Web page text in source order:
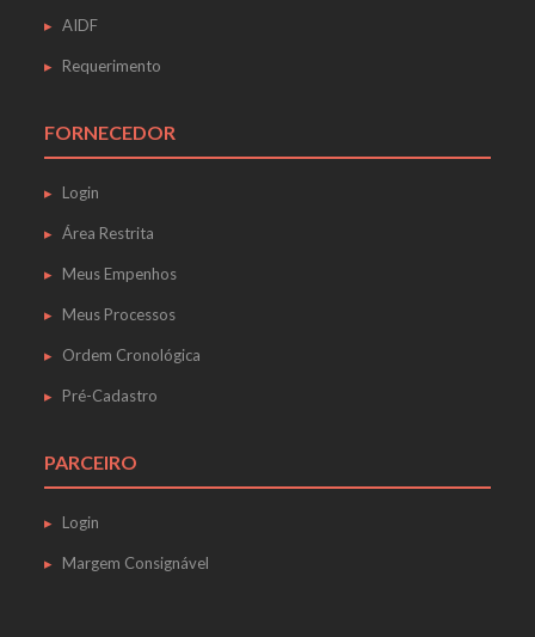
AIDF
Requerimento
FORNECEDOR
Login
Área Restrita
Meus Empenhos
Meus Processos
Ordem Cronológica
Pré-Cadastro
PARCEIRO
Login
Margem Consignável